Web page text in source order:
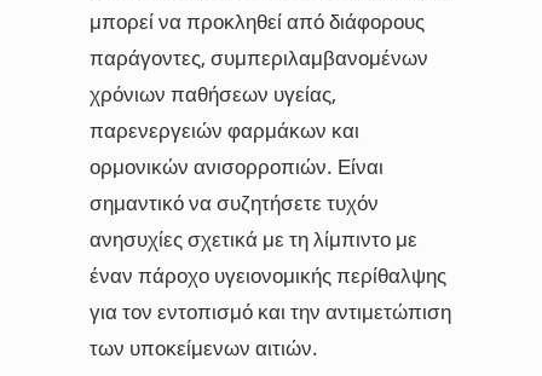
μπορεί να προκληθεί από διάφορους
παράγοντες, συμπεριλαμβανομένων
χρόνιων παθήσεων υγείας,
παρενεργειών φαρμάκων και
ορμονικών ανισορροπιών. Είναι
σημαντικό να συζητήσετε τυχόν
ανησυχίες σχετικά με τη λίμπιντο με
έναν πάροχο υγειονομικής περίθαλψης
για τον εντοπισμό και την αντιμετώπιση
των υποκείμενων αιτιών.